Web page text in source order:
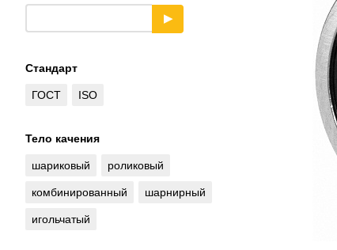
▶
Стандарт
ГОСТ ISO
Тело качения
шариковый роликовый
комбинированный шарнирный
игольчатый